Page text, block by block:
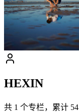
HEXIN
共 1 个专栏，累计 54